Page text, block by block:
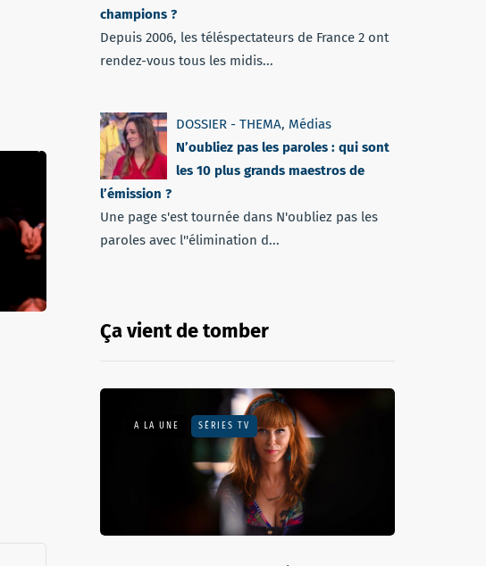
champions ?
Depuis 2006, les téléspectateurs de France 2 ont
rendez-vous tous les midis...
DOSSIER - THEMA, Médias
N’oubliez pas les paroles : qui sont
les 10 plus grands maestros de
l’émission ?
Une page s'est tournée dans N'oubliez pas les
paroles avec l''élimination d...
Ça vient de tomber
A LA UNE SÉRIES TV